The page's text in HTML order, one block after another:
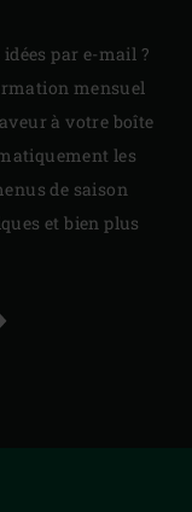
par e-mail ?
mensuel
à votre boîte
les
de saison
et bien plus